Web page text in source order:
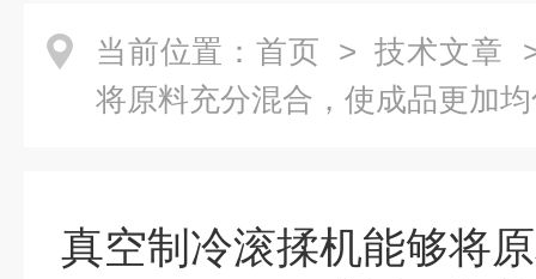
当前位置： 首页 > 技术文章
将原料充分混合，使成品更加
真空制冷滚揉机能够将